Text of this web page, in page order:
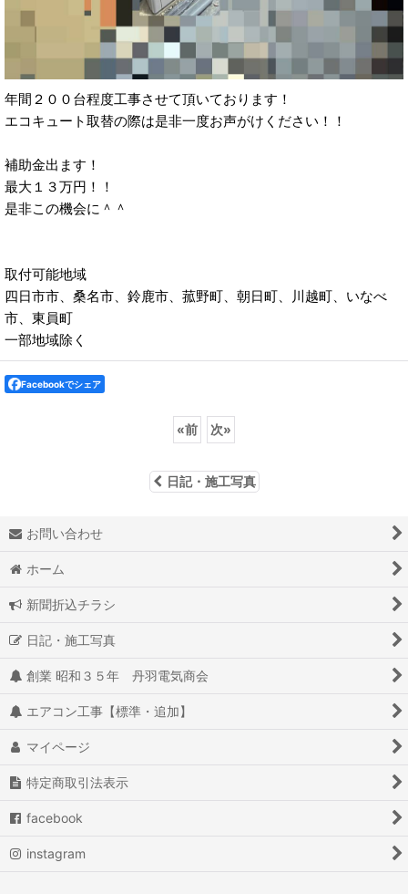
年間２００台程度工事させて頂いております！
エコキュート取替の際は是非一度お声がけください！！
補助金出ます！
最大１３万円！！
是非この機会に＾＾
取付可能地域
四日市市、桑名市、鈴鹿市、菰野町、朝日町、川越町、いなべ
市、東員町
一部地域除く
Facebookでシェア
«前 次»
日記・施工写真
お問い合わせ
ホーム
新聞折込チラシ
日記・施工写真
創業 昭和３５年 丹羽電気商会
エアコン工事【標準・追加】
マイページ
特定商取引法表示
facebook
instagram